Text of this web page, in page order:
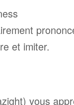
et imiter.
vous